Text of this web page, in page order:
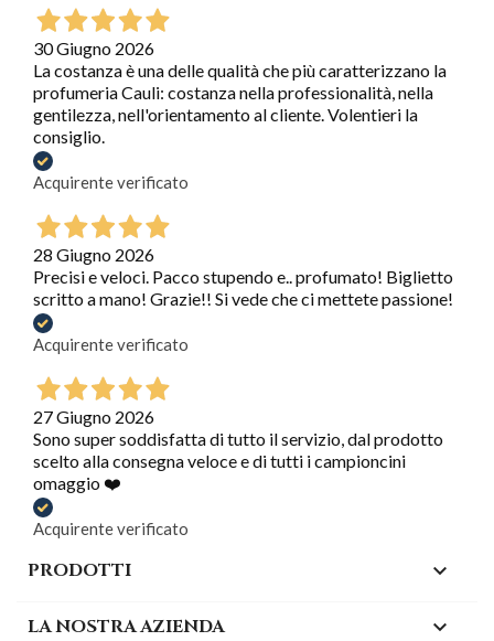
30 Giugno 2026
La costanza è una delle qualità che più caratterizzano la
profumeria Cauli: costanza nella professionalità, nella
gentilezza, nell'orientamento al cliente. Volentieri la
consiglio.
Acquirente verificato
28 Giugno 2026
Precisi e veloci. Pacco stupendo e.. profumato! Biglietto
scritto a mano! Grazie!! Si vede che ci mettete passione!
Acquirente verificato
27 Giugno 2026
Sono super soddisfatta di tutto il servizio, dal prodotto
scelto alla consegna veloce e di tutti i campioncini
omaggio ❤️
Acquirente verificato
PRODOTTI 
LA NOSTRA AZIENDA 